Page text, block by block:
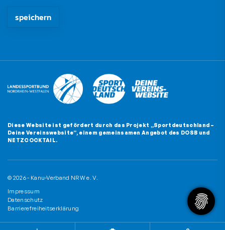
Diese Website ist gefördert durch das Projekt „Sportdeutschland –
Deine Vereinswebsite”, einem gemeinsamen Angebot des DOSB und
NETZCOCKTAIL.
© 2026 - Kanu-Verband NRW e. V.
Impressum
Datenschutz
Barrierefreiheitserklärung